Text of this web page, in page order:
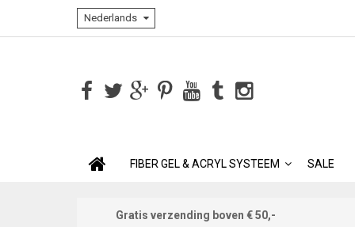
Nederlands
FIBER GEL & ACRYL SYSTEEM SALE
Gratis verzending boven € 50,-